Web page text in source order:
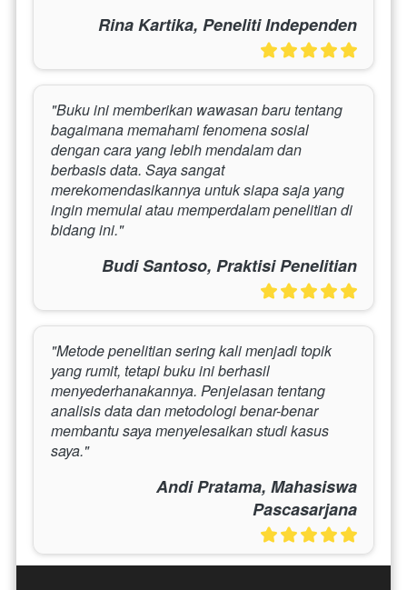
Rina Kartika, Peneliti Independen
"Buku ini memberikan wawasan baru tentang
bagaimana memahami fenomena sosial
dengan cara yang lebih mendalam dan
berbasis data. Saya sangat
merekomendasikannya untuk siapa saja yang
ingin memulai atau memperdalam penelitian di
bidang ini."
Budi Santoso, Praktisi Penelitian
"Metode penelitian sering kali menjadi topik
yang rumit, tetapi buku ini berhasil
menyederhanakannya. Penjelasan tentang
analisis data dan metodologi benar-benar
membantu saya menyelesaikan studi kasus
saya."
Andi Pratama, Mahasiswa
Pascasarjana